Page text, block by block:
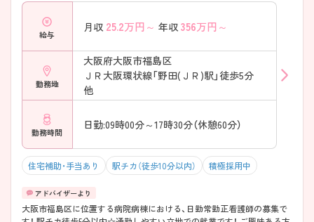
給与
月収 25.2万円～ 年収 356万円～
勤務地
大阪府大阪市福島区
ＪＲ大阪環状線「野田(ＪＲ)駅」徒歩5分
他
勤務時間
日勤:09時00分～17時30分（休憩60分）
住宅補助・手当あり 駅チカ（徒歩10分以内） 積極採用中
大阪市福島区に位置する病院病棟における、日勤常勤正看護師の募集で